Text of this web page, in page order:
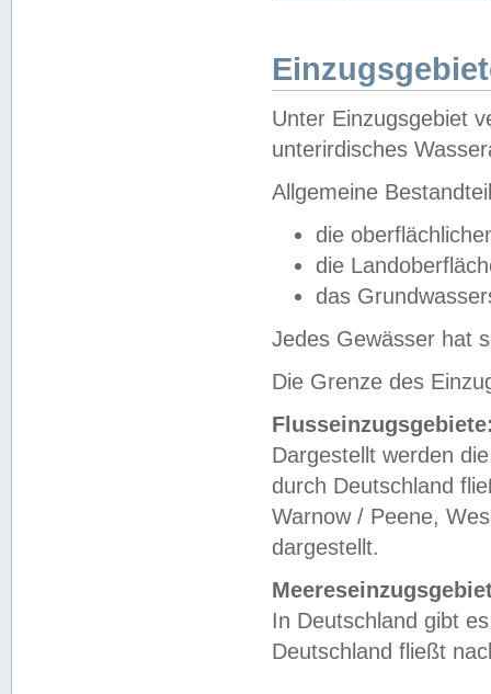
Unter Einzugsgebiet
unterirdisches
Allgemeine
die
die
das
Jedes Gewässer hat
Die Grenze des
Dargestellt werden
durch Deutschland
Warnow / Peene,
dargestellt.
In Deutschland gibt
Deutschland fließt